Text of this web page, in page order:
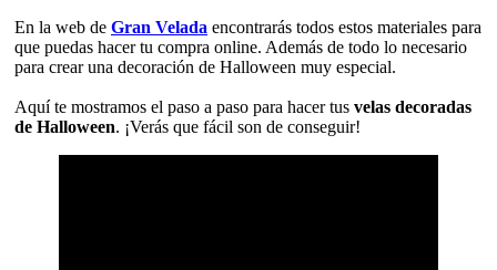
En la web de Gran Velada encontrarás todos estos materiales para
que puedas hacer tu compra online. Además de todo lo necesario
para crear una decoración de Halloween muy especial.
Aquí te mostramos el paso a paso para hacer tus velas decoradas
de Halloween. ¡Verás que fácil son de conseguir!